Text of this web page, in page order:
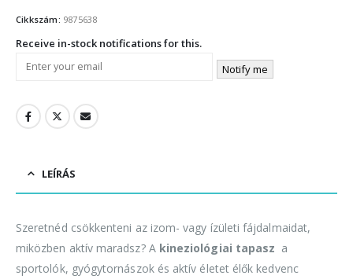
Cikkszám: 9875638
Receive in-stock notifications for this.
Notify me
LEÍRÁS
Szeretnéd csökkenteni az izom- vagy ízületi fájdalmaidat,
miközben aktív maradsz? A kineziológiai tapasz a
sportolók, gyógytornászok és aktív életet élők kedvenc